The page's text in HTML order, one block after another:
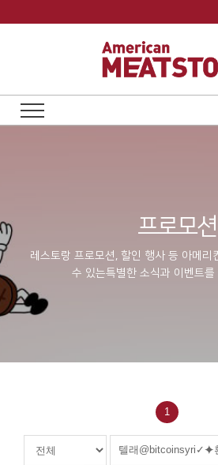
프로모션
레스토랑 프로모션, 할인 행사 등 아메리
수 있는특별한 소식과 이벤트를
1